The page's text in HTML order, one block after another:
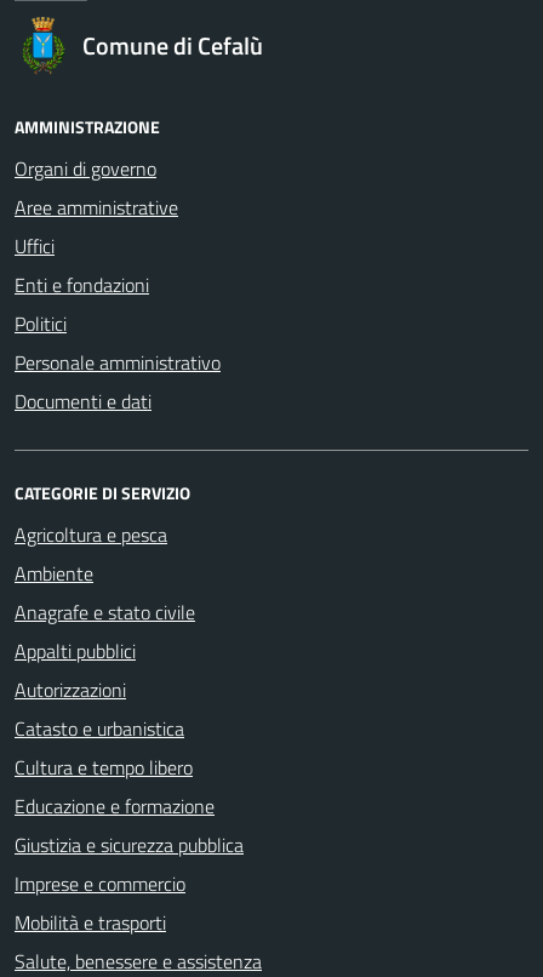
Comune di Cefalù
AMMINISTRAZIONE
Organi di governo
Aree amministrative
Uffici
Enti e fondazioni
Politici
Personale amministrativo
Documenti e dati
CATEGORIE DI SERVIZIO
Agricoltura e pesca
Ambiente
Anagrafe e stato civile
Appalti pubblici
Autorizzazioni
Catasto e urbanistica
Cultura e tempo libero
Educazione e formazione
Giustizia e sicurezza pubblica
Imprese e commercio
Mobilità e trasporti
Salute, benessere e assistenza